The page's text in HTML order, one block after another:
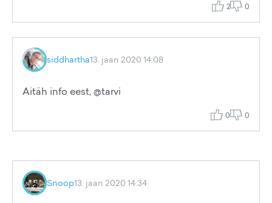
2 0
siddhartha13. jaan 2020 14:08
Aitäh info eest, @tarvi
0 0
Snoop13. jaan 2020 14:34